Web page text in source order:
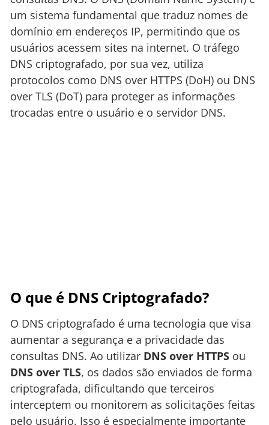
um sistema fundamental que traduz nomes de
domínio em endereços IP, permitindo que os
usuários acessem sites na internet. O tráfego
DNS criptografado, por sua vez, utiliza
protocolos como DNS over HTTPS (DoH) ou DNS
over TLS (DoT) para proteger as informações
trocadas entre o usuário e o servidor DNS.
O que é DNS Criptografado?
O DNS criptografado é uma tecnologia que visa
aumentar a segurança e a privacidade das
consultas DNS. Ao utilizar DNS over HTTPS ou
DNS over TLS, os dados são enviados de forma
criptografada, dificultando que terceiros
interceptem ou monitorem as solicitações feitas
pelo usuário. Isso é especialmente importante